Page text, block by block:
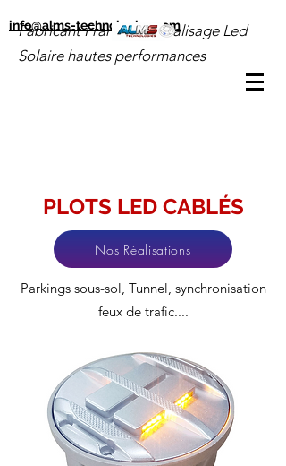
info@alms-technologies.com
Fabricant Français de Balisage Led
Solaire hautes performances
PLOTS LED CABLÉS
Nos Réalisations
Parkings sous-sol, Tunnel, synchronisation
feux de trafic....